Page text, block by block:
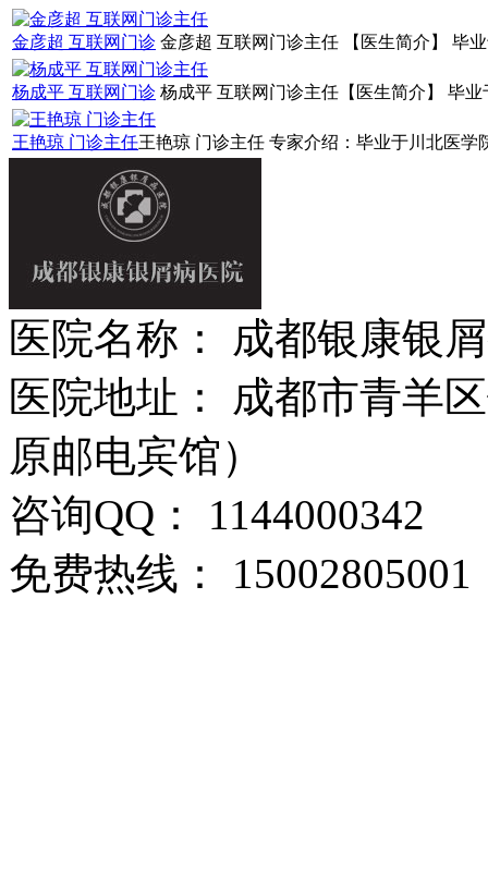
金彦超 互联网门诊 金彦超 互联网门诊主任 【医生简介】 毕
杨成平 互联网门诊 杨成平 互联网门诊主任【医生简介】 毕
王艳琼 门诊主任王艳琼 门诊主任 专家介绍：毕业于川北医学
医院名称： 成都银康银
医院地址： 成都市青羊
原邮电宾馆）
咨询QQ： 1144000342
免费热线： 15002805001